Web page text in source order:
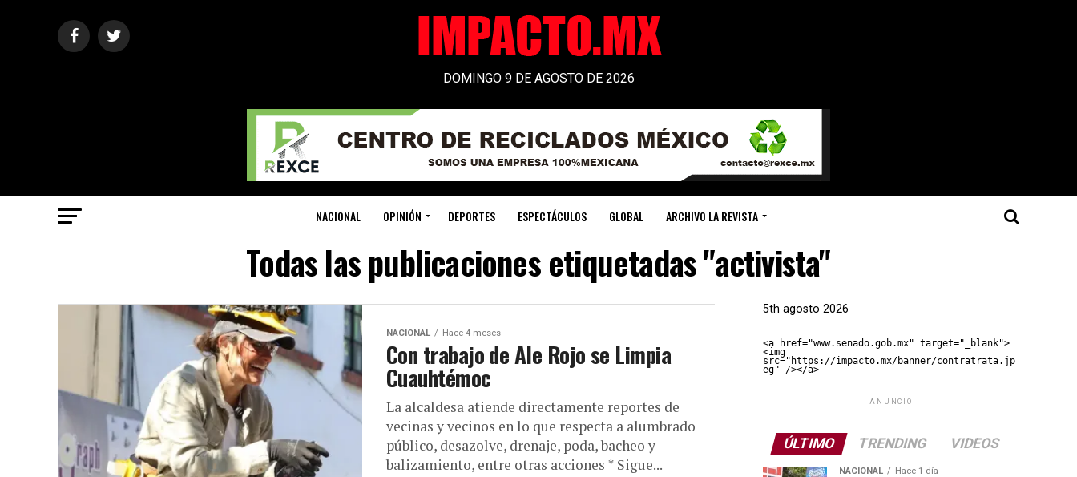
DOMINGO 9 DE AGOSTO DE 2026
NACIONAL OPINIÓN DEPORTES ESPECTÁCULOS GLOBAL ARCHIVO LA REVISTA
Todas las publicaciones etiquetadas "activista"
NACIONAL Hace 4 meses
Con trabajo de Ale Rojo se Limpia
Cuauhtémoc
La alcaldesa atiende directamente reportes de
vecinas y vecinos en lo que respecta a alumbrado
público, desazolve, drenaje, poda, bacheo y
balizamiento, entre otras acciones * Sigue...
5th agosto 2026
<a href="www.senado.gob.mx" target="_blank">
<img
src="https://impacto.mx/banner/contratrata.jp
eg" /></a>
ANUNCIO
ÚLTIMO TRENDING VIDEOS
NACIONAL Hace 1 día